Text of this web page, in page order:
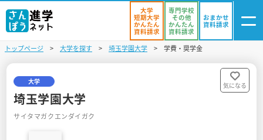
資料リスト
大学
短期大学
かんたん
資料請求
専門学校
その他
かんたん
資料請求
おまかせ
資料請求
トップページ 大学を探す 埼玉学園大学 学費・奨学金
大学
埼玉学園大学
サイタマガクエンダイガク
気になる